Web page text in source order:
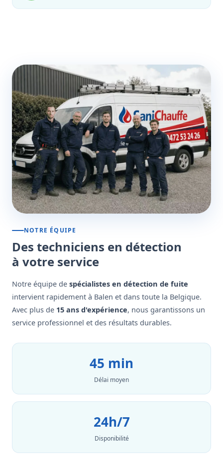
NOTRE ÉQUIPE
Des techniciens en détection
à votre service
Notre équipe de spécialistes en détection de fuite
intervient rapidement à Balen et dans toute la Belgique.
Avec plus de 15 ans d'expérience, nous garantissons un
service professionnel et des résultats durables.
45 min
Délai moyen
24h/7
Disponibilité